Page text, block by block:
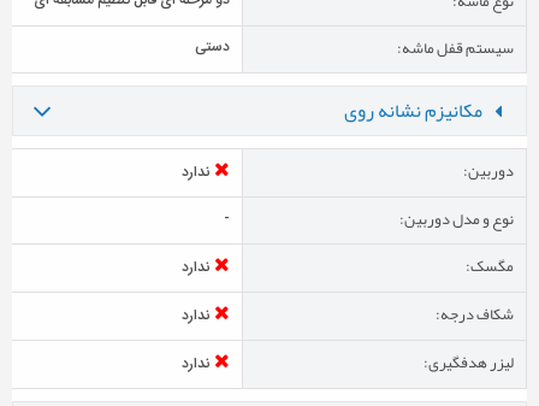
سیستم قفل ماشه: دستی
مکانیزم نشانه روی
دوربین: ندارد
نوع و مدل دوربین: -
مگسک: ندارد
شکاف درجه: ندارد
لیزر هدفگیری: ندارد